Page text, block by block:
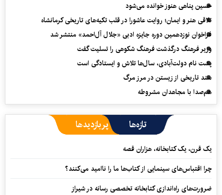
حسین پناهی هنوز خوانده می‌شود
تلاقی هنر و ایمان؛ روایت عاشورا در قلب تکیه‌های تاریخی کرمانشاه
فراخوان نوزدهمین دوره جایزه ادبی «جلال آل‌احمد» منتشر شد
وزیر فرهنگ درگذشت فرهنگ شکوهی را تسلیت گفت
پشت نام دولت‌آبادی، سال‌ها تلاش و ایستادگی است
سند تاریخی از زیستن در مرز مرگ
هم‌صدا با مجاهدان مشروطه
تازه‌ها پربازدیدها
یک قرن، یک کتابخانه، هزاران قصه
چرا اقتباس‌های سینمایی از کتاب‌ها ما را ناامید می‌کنند؟
ضرورت‌های راه‌اندازی کتابخانه تخصصی رسانه در شیراز